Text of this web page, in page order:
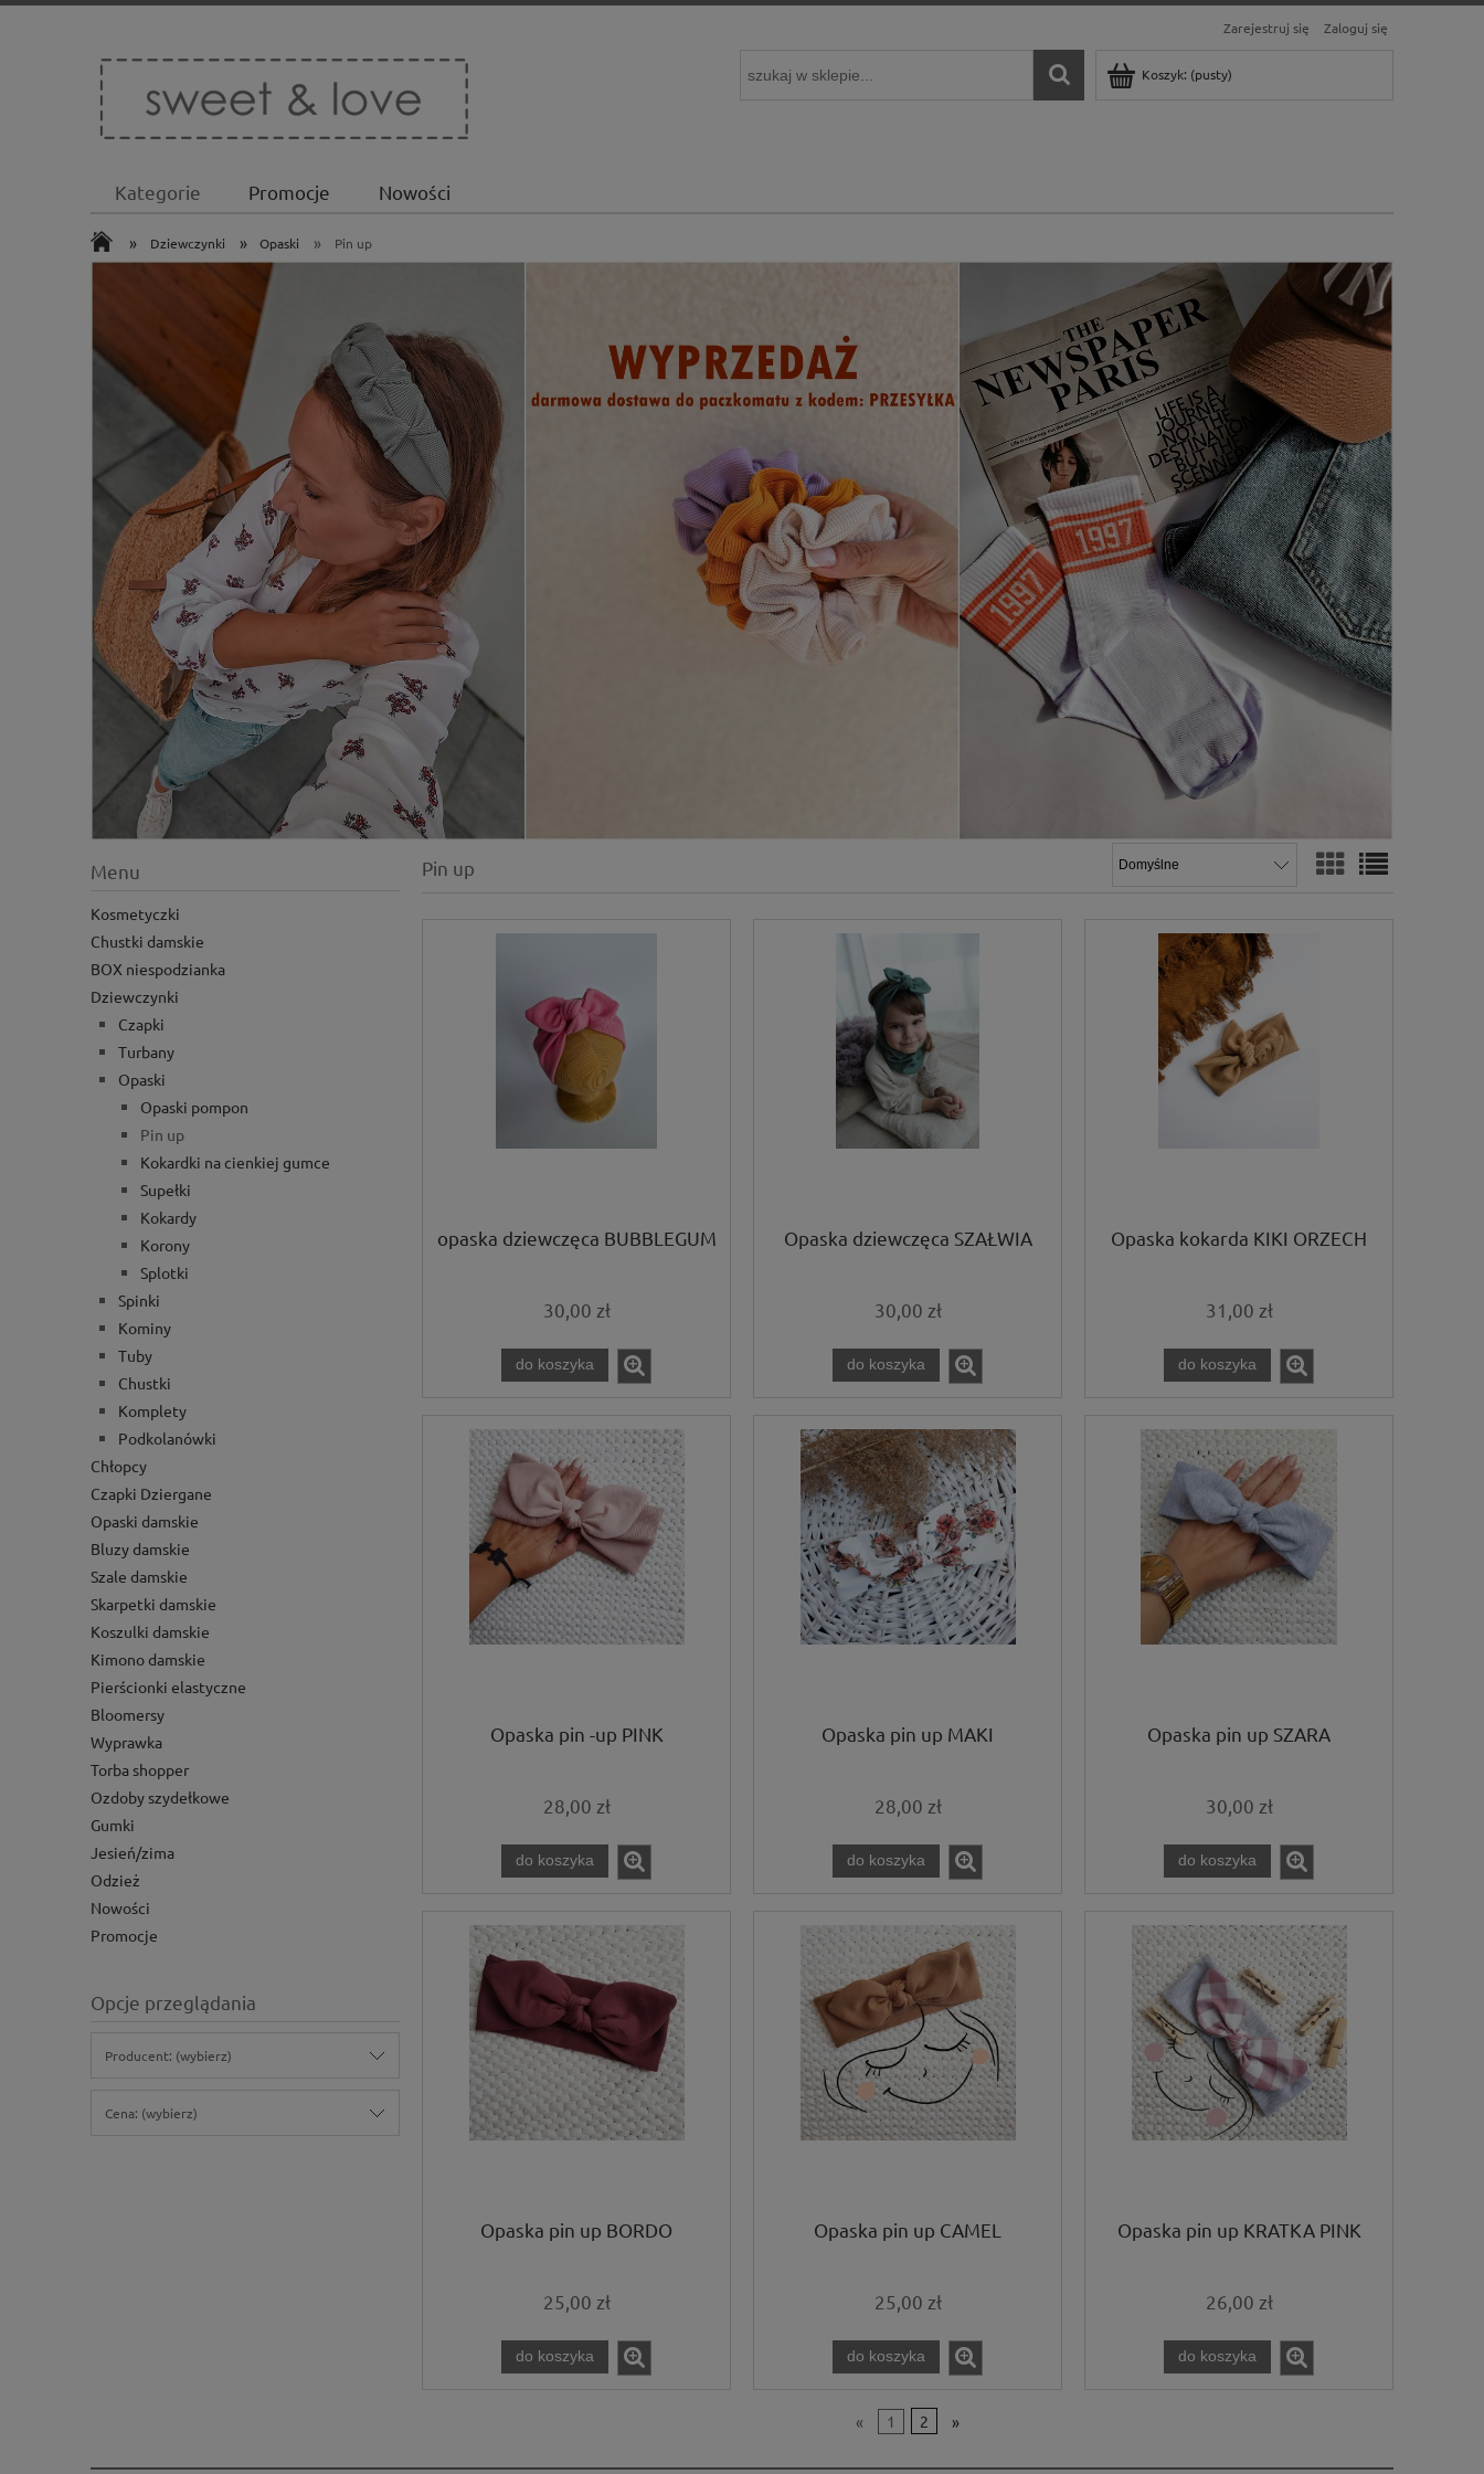
Zarejestruj się Zaloguj się
Koszyk: (pusty)
Kategorie Promocje Nowości
» Dziewczynki » Opaski » Pin up
Menu
Kosmetyczki
Chustki damskie
BOX niespodzianka
Dziewczynki
Czapki
Turbany
Opaski
Opaski pompon
Pin up
Kokardki na cienkiej gumce
Supełki
Kokardy
Korony
Splotki
Spinki
Kominy
Tuby
Chustki
Komplety
Podkolanówki
Chłopcy
Czapki Dziergane
Opaski damskie
Bluzy damskie
Szale damskie
Skarpetki damskie
Koszulki damskie
Kimono damskie
Pierścionki elastyczne
Bloomersy
Wyprawka
Torba shopper
Ozdoby szydełkowe
Gumki
Jesień/zima
Odzież
Nowości
Promocje
Opcje przeglądania
Producent: (wybierz)
Cena: (wybierz)
Pin up
opaska dziewczęca BUBBLEGUM
30,00 zł
do koszyka
Opaska dziewczęca SZAŁWIA
30,00 zł
do koszyka
Opaska kokarda KIKI ORZECH
31,00 zł
do koszyka
Opaska pin -up PINK
28,00 zł
do koszyka
Opaska pin up MAKI
28,00 zł
do koszyka
Opaska pin up SZARA
30,00 zł
do koszyka
Opaska pin up BORDO
25,00 zł
do koszyka
Opaska pin up CAMEL
25,00 zł
do koszyka
Opaska pin up KRATKA PINK
26,00 zł
do koszyka
« 1 2 »